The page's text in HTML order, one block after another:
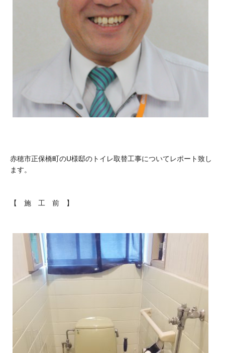
赤穂市正保橋町のU様邸のトイレ取替工事についてレポート致し
ます。
【 施 工 前 】